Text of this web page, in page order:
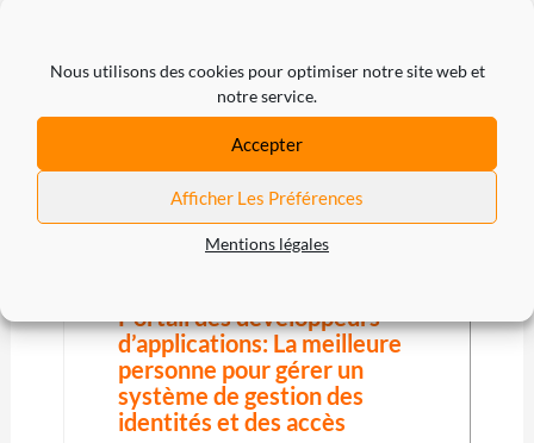
Nous utilisons des cookies pour optimiser notre site web et
notre service.
Accepter
Afficher Les Préférences
Mentions légales
Portail des développeurs
d’applications: La meilleure
personne pour gérer un
système de gestion des
identités et des accès